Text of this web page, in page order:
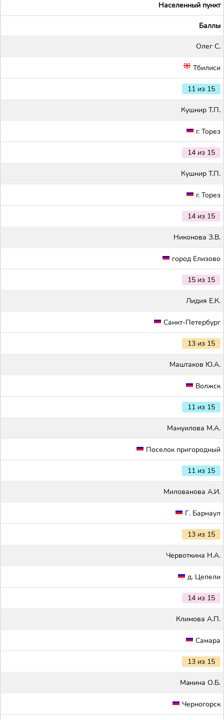
Населенный пункт
Баллы
Олег С.
Тбилиси
11 из 15
Кушнир Т.П.
г. Торез
14 из 15
Кушнир Т.П.
г. Торез
14 из 15
Никонова З.В.
город Елизово
15 из 15
Лидия Е.К.
Санкт-Петербург
13 из 15
Маштаков Ю.А.
Волжск
11 из 15
Мануилова М.А.
Поселок пригородный
11 из 15
Милованова А.И.
Г. Барнаул
13 из 15
Червоткина Н.А.
д. Цепели
14 из 15
Климова А.П.
Самара
13 из 15
Maнина О.Б.
Черногорск